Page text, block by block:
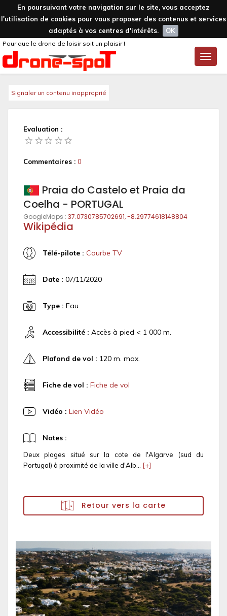
En poursuivant votre navigation sur le site, vous acceptez
l'utilisation de cookies pour vous proposer des contenus et services
adaptés à vos centres d'intérêts.
OK
Toggle
Pour que le drone de loisir soit un plaisir !
Signaler un contenu inapproprié
Evaluation :
Commentaires : 0
Praia do Castelo et Praia da
Coelha - PORTUGAL
GoogleMaps : 37.0730785702691, -8.29774618148804
Wikipédia
Télé-pilote : Courbe TV
Date : 07/11/2020
Type : Eau
Accessibilité : Accès à pied < 1 000 m.
Plafond de vol : 120 m. max.
Fiche de vol : Fiche de vol
Vidéo : Lien Vidéo
Notes :
Deux plages situé sur la cote de l'Algarve (sud du
Portugal) à proximité de la ville d'Alb... [+]
Retour vers la carte